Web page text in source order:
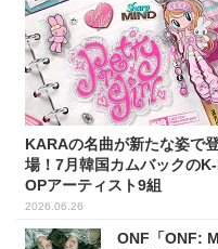
KARAの名曲が新たな姿で
場！7月韓国カムバックの
OPアーティスト9組
2026.06.26
ONF「ONF: